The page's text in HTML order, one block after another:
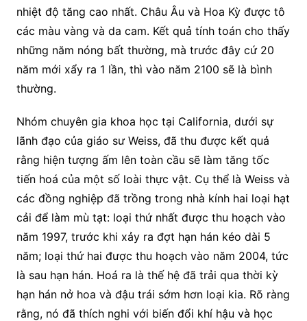
nhiệt độ tăng cao nhất. Châu Âu và Hoa Kỳ được tô
các màu vàng và da cam. Kết quả tính toán cho thấy
những năm nóng bất thường, mà trước đây cứ 20
năm mới xẩy ra 1 lần, thì vào năm 2100 sẽ là bình
thường.
Nhóm chuyên gia khoa học tại California, dưới sự
lãnh đạo của giáo sư Weiss, đã thu được kết quả
rằng hiện tượng ấm lên toàn cầu sẽ làm tăng tốc
tiến hoá của một số loài thực vật. Cụ thể là Weiss và
các đồng nghiệp đã trồng trong nhà kính hai loại hạt
cải để làm mù tạt: loại thứ nhất được thu hoạch vào
năm 1997, trước khi xảy ra đợt hạn hán kéo dài 5
năm; loại thứ hai được thu hoạch vào năm 2004, tức
là sau hạn hán. Hoá ra là thế hệ đã trải qua thời kỳ
hạn hán nở hoa và đậu trái sớm hơn loại kia. Rõ ràng
rằng, nó đã thích nghi với biến đổi khí hậu và học